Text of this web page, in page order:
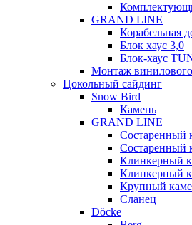
GRAND LINE
Корабельная
Блок хаус 3,0
Блок-хаус
Монтаж
Цокольный сайдинг
Snow Bird
Камень
GRAND LINE
Состаренный
Состаренный
Клинкерный
Клинкерный
Крупный
Сланец
Döcke